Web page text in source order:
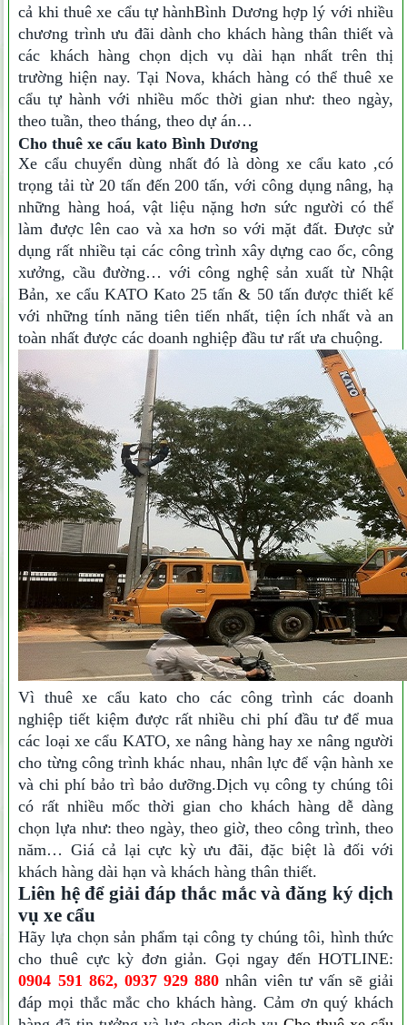
cả khi thuê xe cẩu tự hànhBình Dương hợp lý với nhiều
chương trình ưu đãi dành cho khách hàng thân thiết và
các khách hàng chọn dịch vụ dài hạn nhất trên thị
trường hiện nay. Tại Nova, khách hàng có thể thuê xe
cẩu tự hành với nhiều mốc thời gian như: theo ngày,
theo tuần, theo tháng, theo dự án…
Cho thuê xe cẩu kato Bình Dương
Xe cẩu chuyển dùng nhất đó là dòng xe cẩu kato ,có
trọng tải từ 20 tấn đến 200 tấn, với công dụng nâng, hạ
những hàng hoá, vật liệu nặng hơn sức người có thể
làm được lên cao và xa hơn so với mặt đất. Được sử
dụng rất nhiều tại các công trình xây dựng cao ốc, công
xưởng, cầu đường… với công nghệ sản xuất từ Nhật
Bản, xe cẩu KATO Kato 25 tấn & 50 tấn được thiết kế
với những tính năng tiên tiến nhất, tiện ích nhất và an
toàn nhất được các doanh nghiệp đầu tư rất ưa chuộng.
Vì thuê xe cẩu katocho các công trình các doanh
nghiệp tiết kiệm được rất nhiều chi phí đầu tư để mua
các loại xe cẩu KATO, xe nâng hàng hay xe nâng người
cho từng công trình khác nhau, nhân lực để vận hành xe
và chi phí bảo trì bảo dưỡng.Dịch vụ công ty chúng tôi
có rất nhiều mốc thời gian cho khách hàng dễ dàng
chọn lựa như: theo ngày, theo giờ, theo công trình, theo
năm… Giá cả lại cực kỳ ưu đãi, đặc biệt là đối với
khách hàng dài hạn và khách hàng thân thiết.
Liên hệ để giải đáp thắc mắc và đăng ký dịch
vụ xe cẩu
Hãy lựa chọn sản phẩm tại công ty chúng tôi, hình thức
cho thuê cực kỳ đơn giản. Gọi ngay đến HOTLINE:
0904 591 862, 0937 929 880nhân viên tư vấn sẽ giải
đáp mọi thắc mắc cho khách hàng. Cảm ơn quý khách